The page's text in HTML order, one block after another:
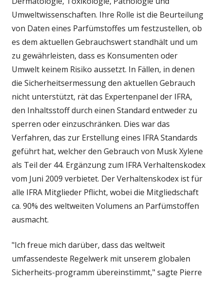
Umweltwissenschaften. Ihre Rolle ist die Beurteilung
von Daten eines Parfümstoffes um festzustellen, ob
es dem aktuellen Gebrauchswert standhält und um
zu gewährleisten, dass es Konsumenten oder
Umwelt keinem Risiko aussetzt. In Fällen, in denen
die Sicherheitsermessung den aktuellen Gebrauch
nicht unterstützt, rät das Expertenpanel der IFRA,
den Inhaltsstoff durch einen Standard entweder zu
sperren oder einzuschränken. Dies war das
Verfahren, das zur Erstellung eines IFRA Standards
geführt hat, welcher den Gebrauch von Musk Xylene
als Teil der 44. Ergänzung zum IFRA Verhaltenskodex
vom Juni 2009 verbietet. Der Verhaltenskodex ist für
alle IFRA Mitglieder Pflicht, wobei die Mitgliedschaft
ca. 90% des weltweiten Volumens an Parfümstoffen
ausmacht.
"Ich freue mich darüber, dass das weltweit
umfassendeste Regelwerk mit unserem globalen
Sicherheits-programm übereinstimmt," sagte Pierre